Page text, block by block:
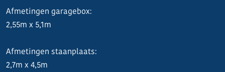
Afmetingen garagebox:
2,55m x 5,1m
Afmetingen staanplaats:
2,7m x 4,5m